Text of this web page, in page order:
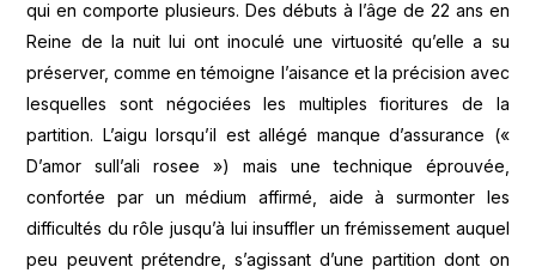
qui en comporte plusieurs. Des débuts à l’âge de 22 ans en
Reine de la nuit lui ont inoculé une virtuosité qu’elle a su
préserver, comme en témoigne l’aisance et la précision avec
lesquelles sont négociées les multiples fioritures de la
partition. L’aigu lorsqu’il est allégé manque d’assurance («
D’amor sull’ali rosee ») mais une technique éprouvée,
confortée par un médium affirmé, aide à surmonter les
difficultés du rôle jusqu’à lui insuffler un frémissement auquel
peu peuvent prétendre, s’agissant d’une partition dont on